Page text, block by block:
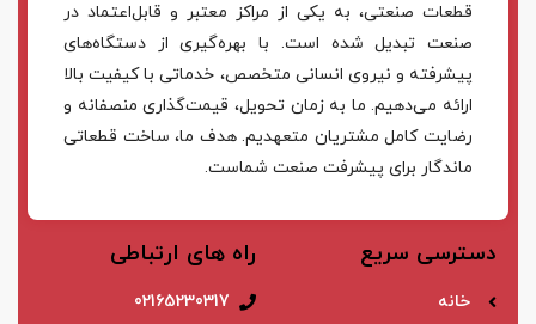
قطعات صنعتی، به یکی از مراکز معتبر و قابل‌اعتماد در
صنعت تبدیل شده است. با بهره‌گیری از دستگاه‌های
پیشرفته و نیروی انسانی متخصص، خدماتی با کیفیت بالا
ارائه می‌دهیم. ما به زمان تحویل، قیمت‌گذاری منصفانه و
رضایت کامل مشتریان متعهدیم. هدف ما، ساخت قطعاتی
ماندگار برای پیشرفت صنعت شماست.
دسترسی سریع
خانه
راه های ارتباطی
02165230317